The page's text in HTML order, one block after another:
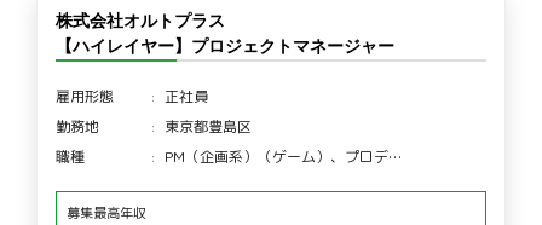
株式会社オルトプラス
【ハイレイヤー】プロジェクトマネージャー
雇用形態
正社員
勤務地
東京都豊島区
職種
PM（企画系）（ゲーム）、プロデ…
募集最高年収